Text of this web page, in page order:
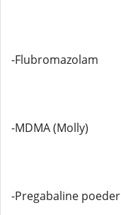
-Flubromazolam
-MDMA (Molly)
-Pregabaline poeder